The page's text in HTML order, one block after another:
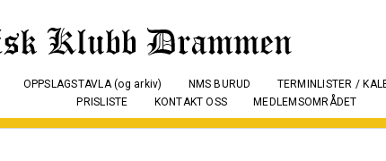
OPPSLAGSTAVLA (og arkiv) NMS BURUD TERMINLISTER /
PRISLISTE
KONTAKT OSS MEDLEMSOMRÅDET